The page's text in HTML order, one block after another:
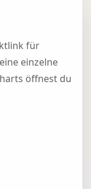
für
einzelne
öffnest du